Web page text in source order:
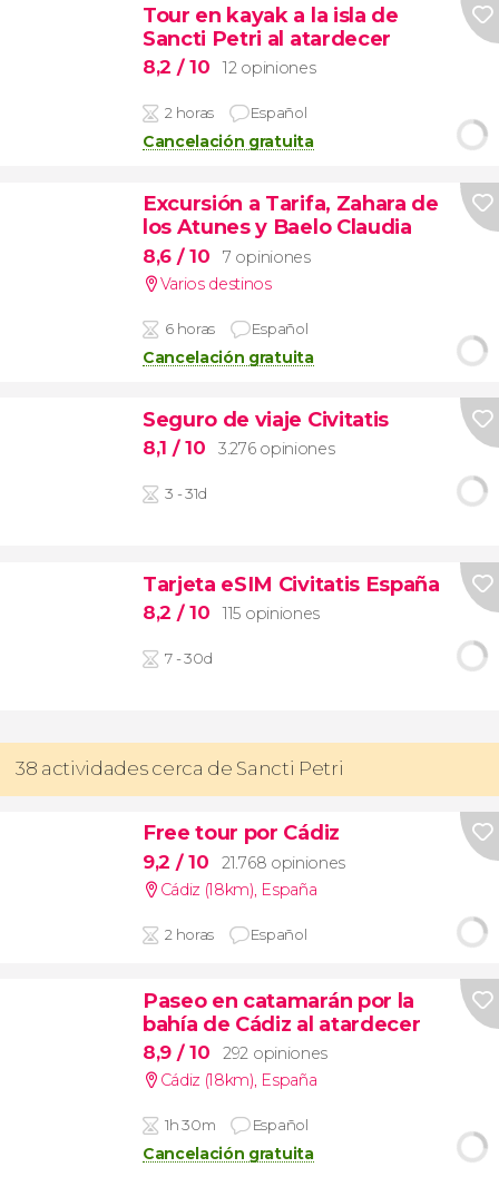
Tour en kayak a la isla de
Sancti Petri al atardecer
8,2 / 10 12 opiniones
2 horas Español
Cancelación gratuita
Excursión a Tarifa, Zahara de
los Atunes y Baelo Claudia
8,6 / 10
7 opiniones
Varios destinos
6 horas Español
Cancelación gratuita
Seguro de viaje Civitatis
8,1 / 10 3.276 opiniones
3 - 31d
Tarjeta eSIM Civitatis España
8,2 / 10 115 opiniones
7 - 30d
38 actividades cerca de Sancti Petri
Free tour por Cádiz
9,2 / 10
21.768 opiniones
Cádiz (18km), España
2 horas Español
Paseo en catamarán por la
bahía de Cádiz al atardecer
8,9 / 10
292 opiniones
Cádiz (18km), España
1h 30m Español
Cancelación gratuita